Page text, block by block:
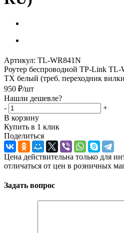
Артикул: TL-WR841N
Роутер беспроводной TP-Link
TX белый (треб. переходник
950 ₽/шт
Нашли дешевле?
-
+
В корзину
Купить в 1 клик
Поделиться
Цена действительна только для
отличаться от цен в розничных
Задать вопрос